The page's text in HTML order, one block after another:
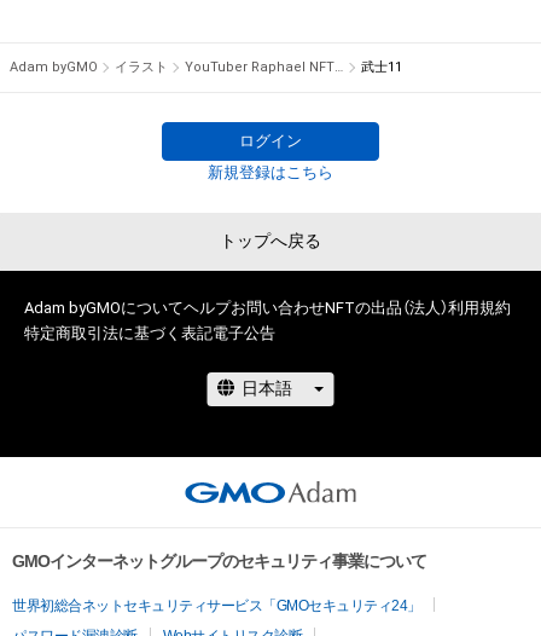
せん。)を行うことはできません。
に反する利用またはその恐れのある利用など、作成者が不適切
であると判断した場合、利用をお断りさせていただきます。
原因で発生したものであっても、本アイテムの著作権を有する
方、著作隣接権の権利者またはその管理委託を受けている者は、
何らの法的責任も負わないものとします。
そこでラファエルから全人類全宇宙人に指令が。
新たな夢へ立ち向かう最初の100名は誰なのか。仮面を手にす
購入者限定チャットはLINEのオープンチャットになります
Adam byGMO イラスト YouTuber Raphael NFT Collection 武士11
ログイン
新規登録はこちら
トップへ戻る
Adam byGMOについてヘルプお問い合わせNFTの出品（法人）利用規約
特定商取引法に基づく表記電子公告
GMOインターネットグループのセキュリティ事業について
世界初総合ネットセキュリティサービス「GMOセキュリティ24」